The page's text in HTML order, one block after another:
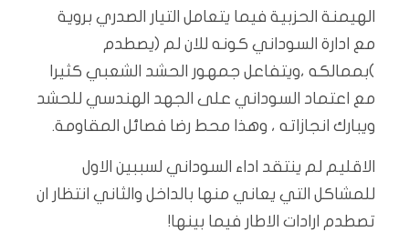
الهيمنة الحزبية فيما يتعامل التيار الصدري بروية
مع ادارة السوداني كونه للان لم (يصطدم
)بممالكه ،ويتفاعل جمهور الحشد الشعبي كثيرا
مع اعتماد السوداني على الجهد الهندسي للحشد
ويبارك انجازاته ، وهذا محط رضا فصائل المقاومة.
الاقليم لم ينتقد اداء السوداني لسببين الاول
للمشاكل التي يعاني منها بالداخل والثاني انتظار ان
تصطدم ارادات الاطار فيما بينها!